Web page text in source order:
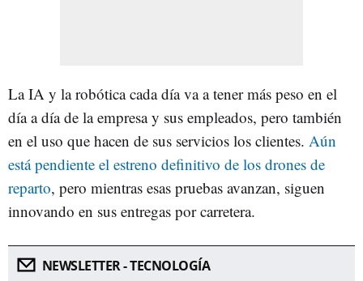
La IA y la robótica cada día va a tener más peso en el
día a día de la empresa y sus empleados, pero también
en el uso que hacen de sus servicios los clientes. Aún
está pendiente el estreno definitivo de los drones de
reparto, pero mientras esas pruebas avanzan, siguen
innovando en sus entregas por carretera.
NEWSLETTER - TECNOLOGÍA